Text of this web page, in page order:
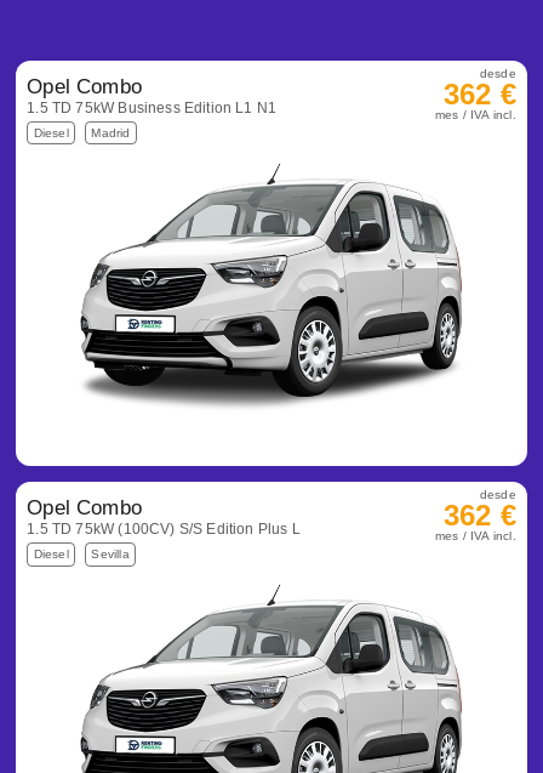
Opel Combo
1.5 TD 75kW Business Edition L1 N1
Diesel Madrid
desde
362 €
mes / IVA incl.
Opel Combo
1.5 TD 75kW (100CV) S/S Edition Plus L
Diesel Sevilla
desde
362 €
mes / IVA incl.